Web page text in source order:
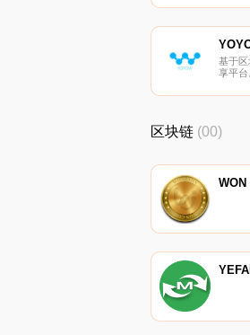
基于
享平台
区块链 (00)
WON